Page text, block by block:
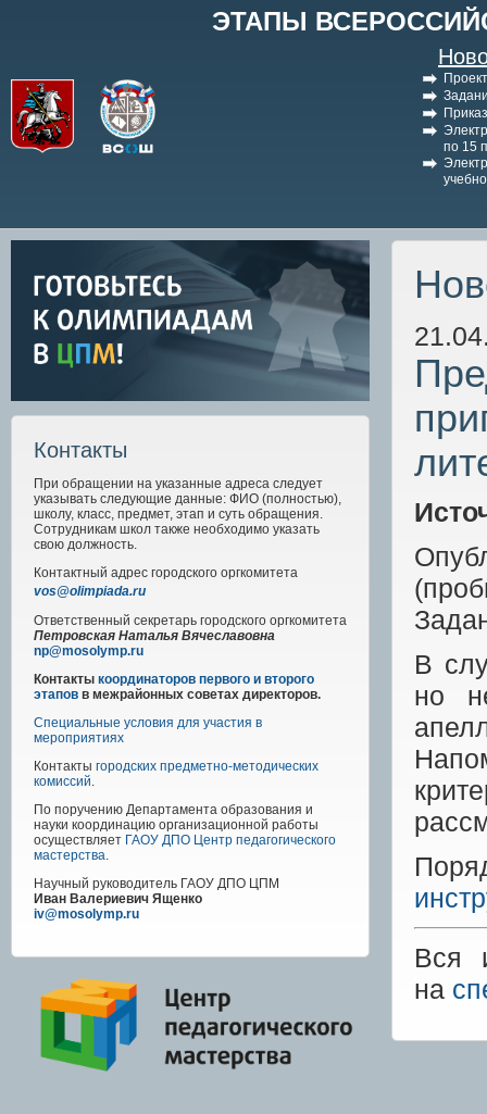
ЭТАПЫ
по 15
Контакты
При обращении на указанные адреса следует
указывать следующие данные: ФИО (полностью),
школу, класс, предмет, этап и суть обращения.
Сотрудникам школ также необходимо указать
свою должность.
Контактный адрес городского оргкомитета
vos@olimpiada.ru
Ответственный секретарь городского оргкомитета
Петровская Наталья Вячеславовна
np@mosolymp.ru
Контакты координаторов первого и второго
этапов в межрайонных советах директоров.
Специальные условия для участия в
мероприятиях
Контакты городских предметно-методических
комиссий.
По поручению Департамента образования и
науки координацию организационной работы
осуществляет ГАОУ ДПО Центр педагогического
мастерства.
Научный руководитель ГАОУ ДПО ЦПМ
Иван Валериевич Ященко
iv@mosolymp.ru
В
но
Вся
на